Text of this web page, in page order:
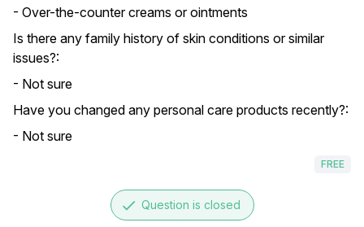
- Over-the-counter creams or ointments
Is there any family history of skin conditions or similar
issues?:
- Not sure
Have you changed any personal care products recently?:
- Not sure
FREE
done Question is closed